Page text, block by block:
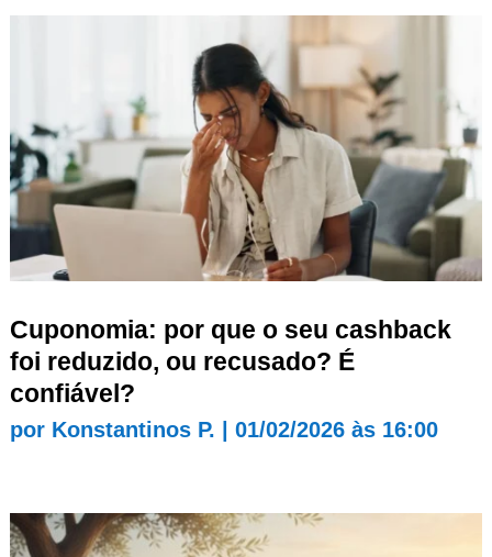
Cuponomia: por que o seu cashback
foi reduzido, ou recusado? É
confiável?
por Konstantinos P. 01/02/2026 às 16:00